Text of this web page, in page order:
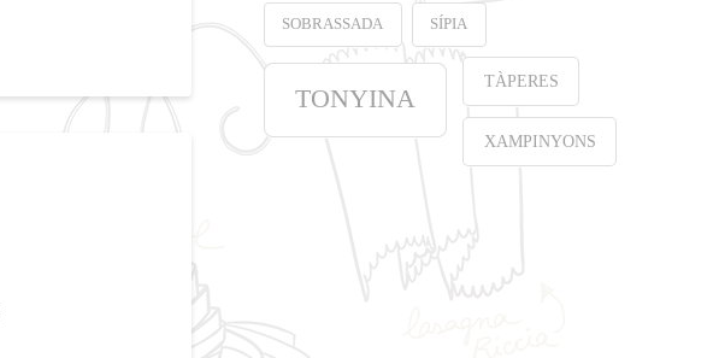
SOBRASSADA SÍPIA
TONYINA
TÀPERES
XAMPINYONS